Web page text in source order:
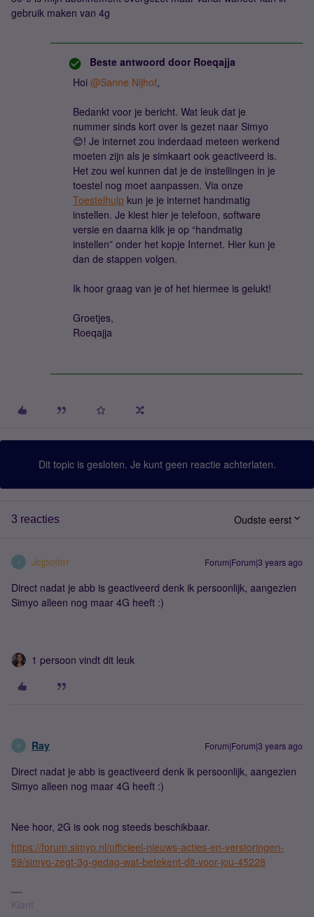
gebruik maken van 4g
Beste antwoord door Roeqajja
Hoi @Sanne Nijhof,
Bedankt voor je bericht. Wat leuk dat je
nummer sinds kort over is gezet naar Simyo
😊! Je internet zou inderdaad meteen werkend
moeten zijn als je simkaart ook geactiveerd is.
Het zou wel kunnen dat je de instellingen in je
toestel nog moet aanpassen. Via onze
Toestelhulp kun je je internet handmatig
instellen. Je kiest hier je telefoon, software
versie en daarna klik je op “handmatig
instellen” onder het kopje Internet. Hier kun je
dan de stappen volgen.
Ik hoor graag van je of het hiermee is gelukt!
Groetjes,
Roeqajja
Dit topic is gesloten. Je kunt geen reactie achterlaten.
3 reacties Oudste eerst
J Jcjpotter Forum|Forum|3 years ago
Direct nadat je abb is geactiveerd denk ik persoonlijk, aangezien
Simyo alleen nog maar 4G heeft :)
1 persoon vindt dit leuk
R Ray Forum|Forum|3 years ago
Direct nadat je abb is geactiveerd denk ik persoonlijk, aangezien
Simyo alleen nog maar 4G heeft :)
Nee hoor, 2G is ook nog steeds beschikbaar.
https://forum.simyo.nl/officieel-nieuws-acties-en-verstoringen-
59/simyo-zegt-3g-gedag-wat-betekent-dit-voor-jou-45228
Klant